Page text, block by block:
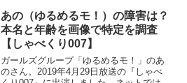
あの（ゆるめるモ！）の障害は？
本名と年齢を画像で特定を調査
【しゃべくり007】
ガールズグループ「ゆるめるモ！」のあ
のさん。2019年4月29日放送の『しゃべ